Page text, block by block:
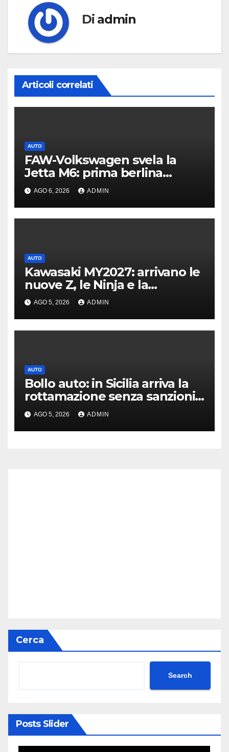
Di admin
Articoli correlati
AUTO
FAW-Volkswagen svela la
Jetta M6: prima berlina
elettrica del marchio
AGO 6, 2026 ADMIN
AUTO
Kawasaki MY2027: arrivano le
nuove Z, le Ninja e la
crossover Versys 650
AGO 5, 2026 ADMIN
AUTO
Bollo auto: in Sicilia arriva la
rottamazione senza sanzioni
né interessi
AGO 5, 2026 ADMIN
Cerca
Search
Posts Slider